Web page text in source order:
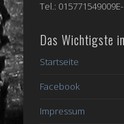
Tel.:
Das Wichtigste
Startseite
Facebook
Impressum